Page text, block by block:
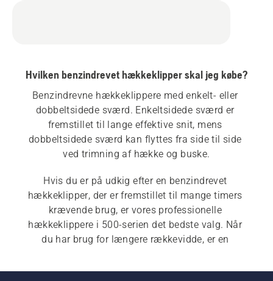
Hvilken benzindrevet hækkeklipper skal jeg købe?
Benzindrevne hækkeklippere med enkelt- eller
dobbeltsidede sværd. Enkeltsidede sværd er
fremstillet til lange effektive snit, mens
dobbeltsidede sværd kan flyttes fra side til side
ved trimning af hække og buske.
Hvis du er på udkig efter en benzindrevet
hækkeklipper, der er fremstillet til mange timers
krævende brug, er vores professionelle
hækkeklippere i 500-serien det bedste valg. Når
opgaven. Vores brede udvalg af